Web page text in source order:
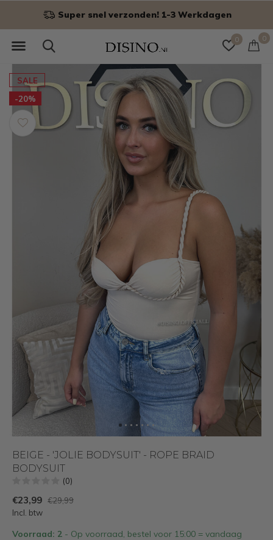
0 0
Niet goed? Geld terug!
SALE
-20%
BEIGE - 'JOLIE BODYSUIT' - ROPE BRAID
BODYSUIT
(0)
€23,99 €29,99
Incl. btw
Voorraad: 2 - Op voorraad, bestel voor 15:00 = vandaag